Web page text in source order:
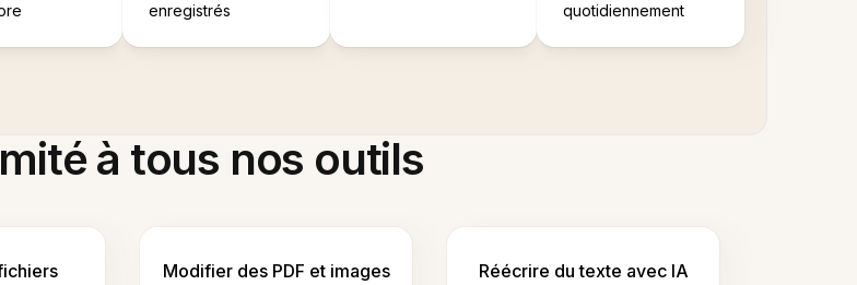
enregistrés
quotidiennement
à tous nos outils
Modifier des PDF et images Réécrire du texte avec IA